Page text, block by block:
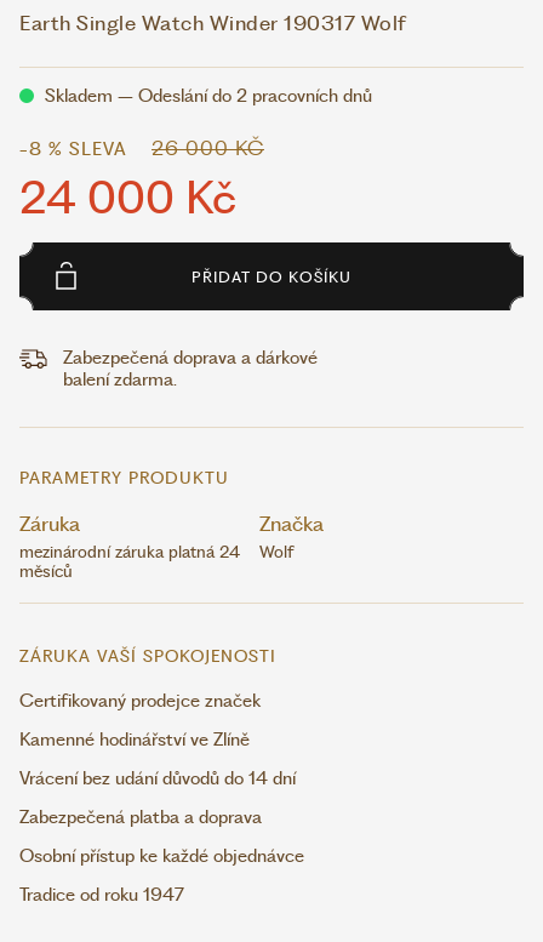
Earth Single Watch Winder 190317 Wolf
Skladem – Odeslání do 2 pracovních dnů
-8 % SLEVA 26 000 KČ
24 000 Kč
PŘIDAT DO KOŠÍKU
Zabezpečená doprava a dárkové
balení zdarma.
PARAMETRY PRODUKTU
Záruka
mezinárodní záruka platná 24
měsíců
Značka
Wolf
ZÁRUKA VAŠÍ SPOKOJENOSTI
Certifikovaný prodejce značek
Kamenné hodinářství ve Zlíně
Vrácení bez udání důvodů do 14 dní
Zabezpečená platba a doprava
Osobní přístup ke každé objednávce
Tradice od roku 1947